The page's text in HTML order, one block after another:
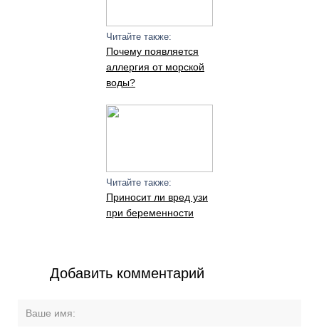
Читайте также:
Почему появляется
аллергия от морской
воды?
Читайте также:
Приносит ли вред узи
при беременности
Добавить комментарий